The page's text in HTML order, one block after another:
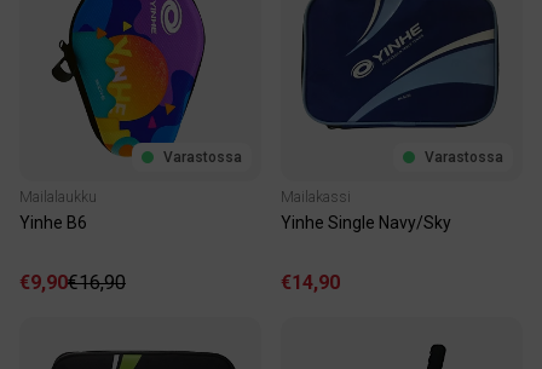
Varastossa
Mailalaukku
Yinhe B6
€9,90€16,90
Varastossa
Mailakassi
Yinhe Single Navy/Sky
€14,90